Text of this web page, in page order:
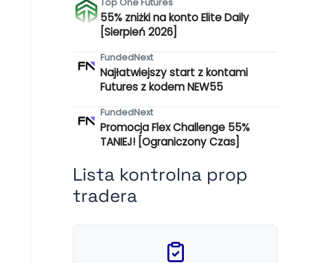
55% zniżki na konto Elite Daily
[Sierpień 2026]
FundedNext
Najłatwiejszy start z kontami
Futures z kodem NEW55
FundedNext
Promocja Flex Challenge 55%
TANIEJ! [Ograniczony Czas]
Lista kontrolna prop
tradera